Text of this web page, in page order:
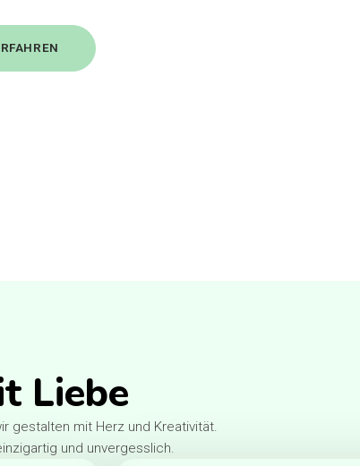
Liebe
gestalten mit Herz und Kreativität.
und unvergesslich.